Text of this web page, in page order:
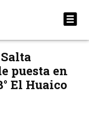
puesta en
El Huaico